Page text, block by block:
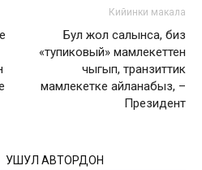
Кийинки макала
Бул жол салынса, биз
«тупиковый» мамлекеттен
чыгып, транзиттик
мамлекетке айланабыз, –
Президент
УШУЛ АВТОРДОН